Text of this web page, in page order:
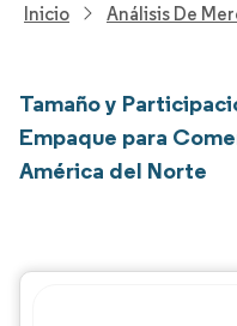
Inicio Análisis De
Tamaño y
Empaque para
América del Norte